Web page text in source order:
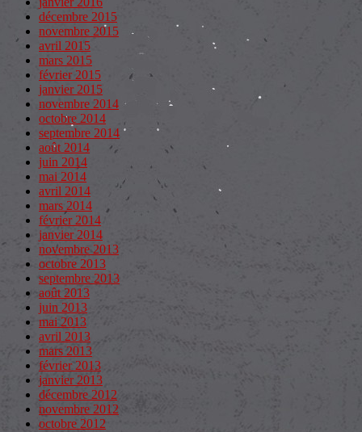
décembre 2015
novembre 2015
avril 2015
mars 2015
février 2015
janvier 2015
novembre 2014
octobre 2014
septembre 2014
août 2014
juin 2014
mai 2014
avril 2014
mars 2014
février 2014
janvier 2014
novembre 2013
octobre 2013
septembre 2013
août 2013
juin 2013
mai 2013
avril 2013
mars 2013
février 2013
janvier 2013
décembre 2012
novembre 2012
octobre 2012